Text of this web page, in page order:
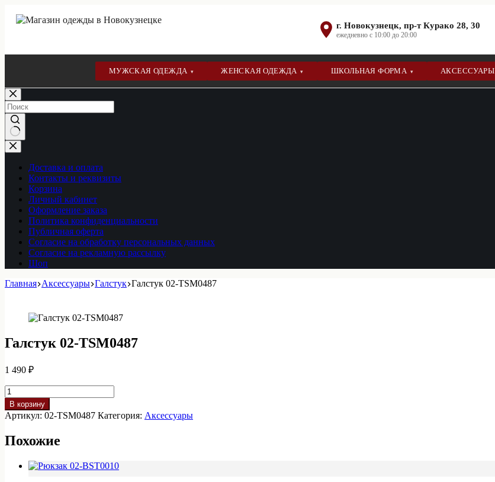
г. Новокузнецк, пр-т Курако 28, 30
ежедневно с 10:00 до 20:00
МУЖСКАЯ ОДЕЖДА ▾ ЖЕНСКАЯ ОДЕЖДА ▾ ШКОЛЬНАЯ ФОРМА ▾ АКСЕССУАРЫ
Перейти
к
сути
Ничего
не
найденоДоставка и оплата
Контакты и реквизиты
Корзина
Личный кабинет
Оформление заказа
Политика конфиденциальности
Публичная оферта
Согласие на обработку персональных данных
Согласие на рекламную рассылку
Шоп
Главная Аксессуары Галстук Галстук 02-TSM0487
Галстук 02-TSM0487
1 490 ₽
Количество
товара
Галстук
02-
В корзину
Артикул: 02-TSM0487 Категория: Аксессуары
Похожие